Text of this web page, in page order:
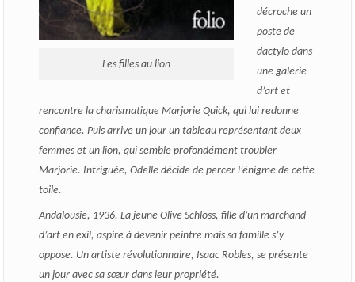
Les filles au lion
décroche un
poste de
dactylo dans
une galerie
d’art et
rencontre la charismatique Marjorie Quick, qui lui redonne
confiance. Puis arrive un jour un tableau représentant deux
femmes et un lion, qui semble profondément troubler
Marjorie. Intriguée, Odelle décide de percer l’énigme de cette
toile.
Andalousie, 1936. La jeune Olive Schloss, fille d’un marchand
d’art en exil, aspire à devenir peintre mais sa famille s’y
oppose. Un artiste révolutionnaire, Isaac Robles, se présente
un jour avec sa sœur dans leur propriété.